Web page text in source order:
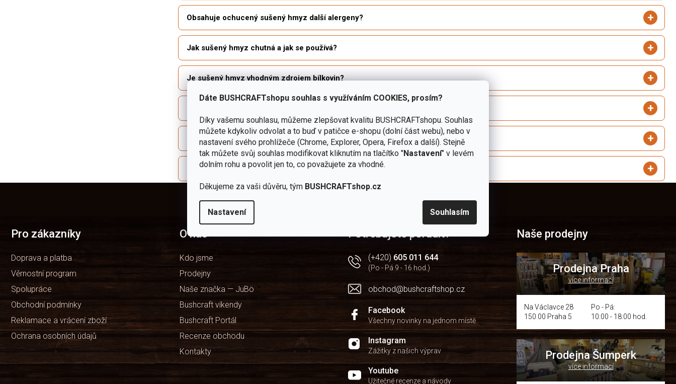
Dáte BUSHCRAFTshopu souhlas s využíváním COOKIES, prosím?
Díky vašemu souhlasu, můžeme zlepšovat kvalitu BUSHCRAFTshopu. Souhlas
můžete kdykoliv odvolat a to buď v patičce e-shopu (dolní část webu), nebo v
nastavení svého prohlížeče (Chrome, Explorer, Opera, Firefox a další). Stejně
tak můžete svůj souhlas modifikovat kliknutím na tlačítko "Nastavení" v levém
dolním rohu a povolit jen to, co považujete za vhodné.
Děkujeme za vaši důvěru, tým BUSHCRAFTshop.cz
Nastavení Souhlasím
Obsahuje ochucený sušený hmyz další alergeny?
Jak sušený hmyz chutná a jak se používá?
Je sušený hmyz vhodným zdrojem bílkovin?
Je sušený hmyz vhodný pro děti nebo těhotné?
Co se doporučuje dokoupit k sušenému hmyzu?
Pro zákazníky
Doprava a platba
Věrnostní program
Spolupráce
Obchodní podmínky
Reklamace a vrácení zboží
Ochrana osobních údajů
O nás
Kdo jsme
Prodejny
Naše značka — JuBö
Bushcraft víkendy
Bushcraft Portál
Recenze obchodu
Kontakty
Potřebujete poradit?
(+420) 605 011 644
(Po - Pá 9 - 16 hod.)
obchod@bushcraftshop.cz
Facebook
Všechny novinky na jednom místě
Instagram
Zážitky z našich výprav
Youtube
Užitečné recenze a návody
Naše prodejny
Prodejna Praha
více informací
Na Václavce 28
150 00 Praha 5
Po - Pá:
10:00 - 18:00 hod.
Prodejna Šumperk
více informací